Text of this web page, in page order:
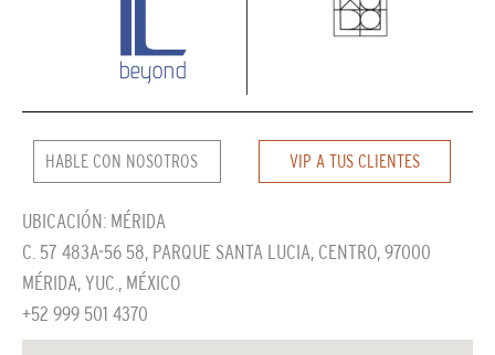
HABLE CON NOSOTROS VIP A TUS CLIENTES
UBICACIÓN: MÉRIDA
C. 57 483A-56 58, PARQUE SANTA LUCIA, CENTRO, 97000
MÉRIDA, YUC., MÉXICO
+52 999 501 4370